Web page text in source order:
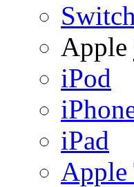
Switch
Apple
iPod
iPad